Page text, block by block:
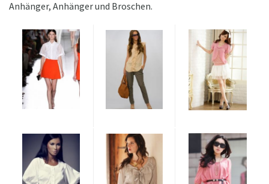
Anhänger, Anhänger und Broschen.